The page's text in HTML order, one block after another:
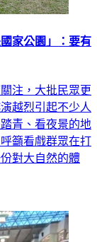
家公園」：要有
注，大批民眾更
越烈引起不少人
青、看夜景的地
籲看戲群眾在打
對大自然的體